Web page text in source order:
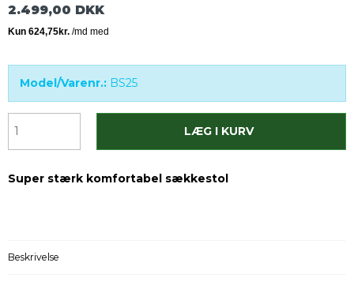
2.499,00 DKK
Model/Varenr.: BS25
LÆG I KURV
Super stærk komfortabel sækkestol
Beskrivelse